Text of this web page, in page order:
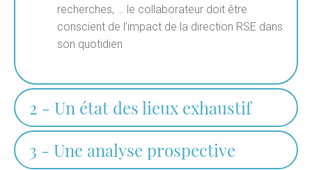
recherches, … le collaborateur doit être
conscient de l’impact de la direction RSE dans
son quotidien
2 - Un état des lieux exhaustif
3 - Une analyse prospective